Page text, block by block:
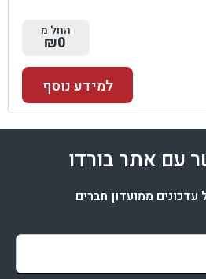
החל מ
₪0
למידע נוסף
עם אתר בורדו
עדכונים ממועדון חברים